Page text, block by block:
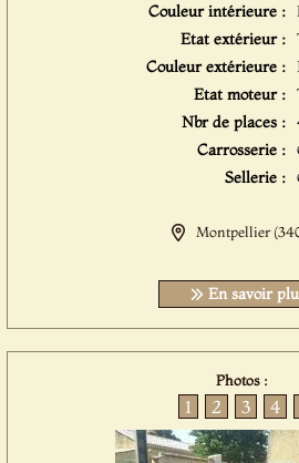
Couleur intérieure :
Etat extérieur :
Couleur extérieure :
Etat moteur :
Nbr de places :
Carrosserie :
Sellerie :
Montpellier
En savoir
Photos :
1 2 3 4